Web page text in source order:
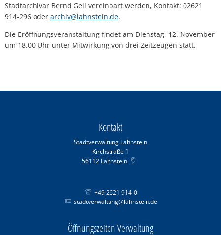
Stadtarchivar Bernd Geil vereinbart werden, Kontakt: 02621
914-296 oder archiv@lahnstein.de.
Die Eröffnungsveranstaltung findet am Dienstag, 12. November
um 18.00 Uhr unter Mitwirkung von drei Zeitzeugen statt.
Kontakt
Stadtverwaltung Lahnstein
Kirchstraße 1
56112 Lahnstein
+49 2621 914-0
stadtverwaltung@lahnstein.de
Öffnungszeiten Verwaltung